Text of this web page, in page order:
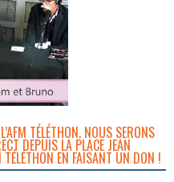
TÉLÉTHON. NOUS SERONS
DEPUIS LA PLACE JEAN
EN FAISANT UN DON !